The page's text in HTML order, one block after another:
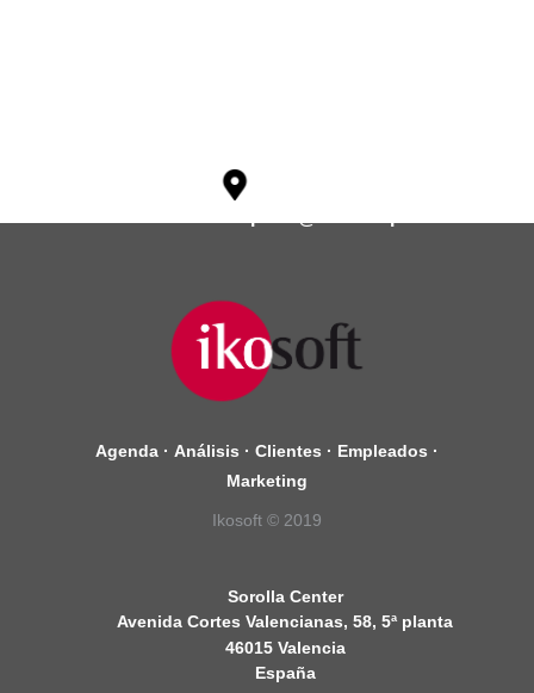
Agenda · Análisis · Clientes · Empleados ·
Marketing
Ikosoft © 2019
Sorolla Center
Avenida Cortes Valencianas, 58, 5ª planta
46015 Valencia
España